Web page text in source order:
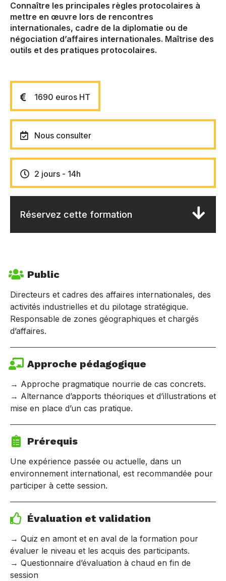
Connaître les principales règles protocolaires à
mettre en œuvre lors de rencontres
internationales, cadre de la diplomatie ou de
négociation d’affaires internationales. Maîtrise des
outils et des pratiques protocolaires.
1690 euros HT
Nous consulter
2 jours - 14h
Réservez cette formation
Public
Directeurs et cadres des affaires internationales, des
activités industrielles et du pilotage stratégique.
Responsable de zones géographiques et chargés
d’affaires.
Approche pédagogique
→ Approche pragmatique nourrie de cas concrets.
→ Alternance d’apports théoriques et d’illustrations et
mise en place d’un cas pratique.
Prérequis
Une expérience passée ou actuelle, dans un
environnement international, est recommandée pour
participer à cette session.
Évaluation et validation
→ Quiz en amont et en aval de la formation pour
évaluer le niveau et les acquis des participants.
→ Questionnaire d’évaluation à chaud en fin de
session